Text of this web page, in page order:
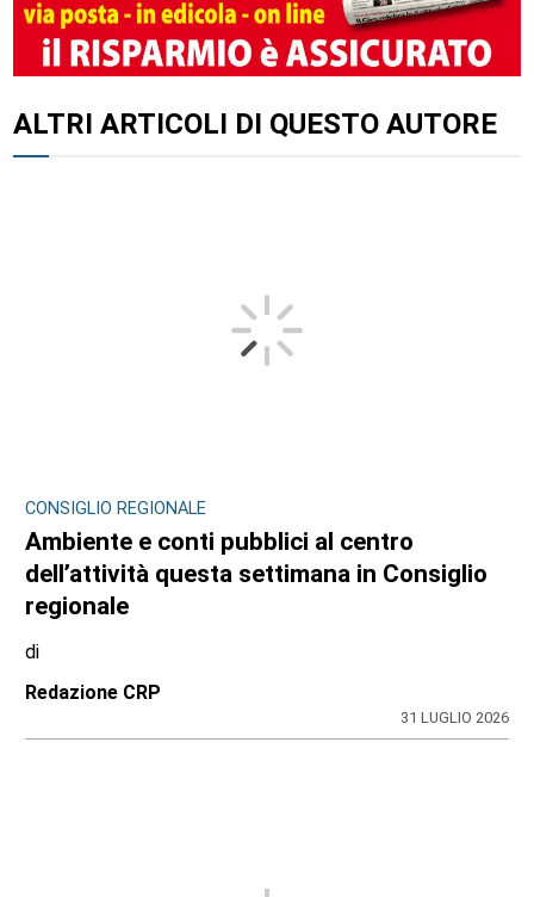
ALTRI ARTICOLI DI QUESTO AUTORE
CONSIGLIO REGIONALE
Ambiente e conti pubblici al centro
dell’attività questa settimana in Consiglio
regionale
di
Redazione CRP
31 LUGLIO 2026